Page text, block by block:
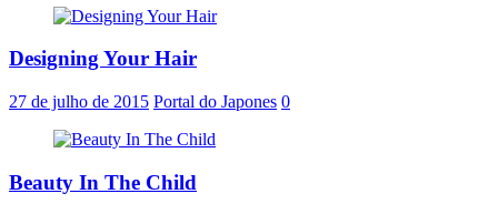
Designing Your Hair
27 de julho de 2015 Portal do Japones 0
Beauty In The Child